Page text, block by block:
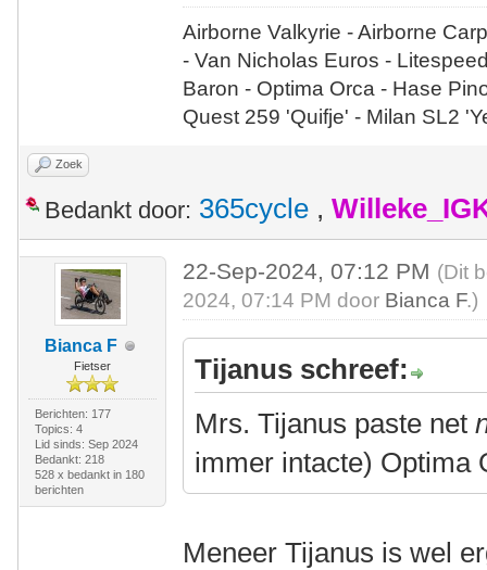
Airborne Valkyrie - Airborne
- Van Nicholas Euros -
Baron - Optima Orca - Hase
Quest 259 'Quifje' - Milan SL2
Zoek
Bedankt door: 365cycle ,
Bianca F
Fietser
Berichten: 177
Topics: 4
Lid sinds: Sep 2024
Bedankt: 218
528 x bedankt in 180
berichten
22-Sep-2024, 07:12 PM (Dit
2024, 07:14 PM door Bianca F.)
Tijanus schreef:
Mrs. Tijanus paste net
immer intacte) Optima
Meneer Tijanus is wel